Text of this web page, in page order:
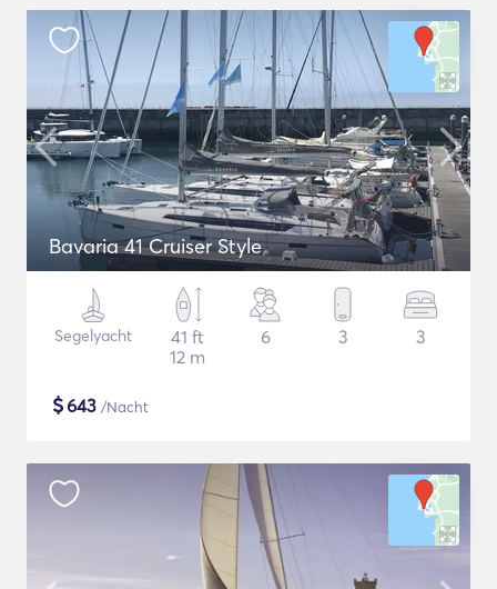
Bavaria 41 Cruiser Style
Segelyacht
41 ft
12 m
6 3 3
$643 /Nacht